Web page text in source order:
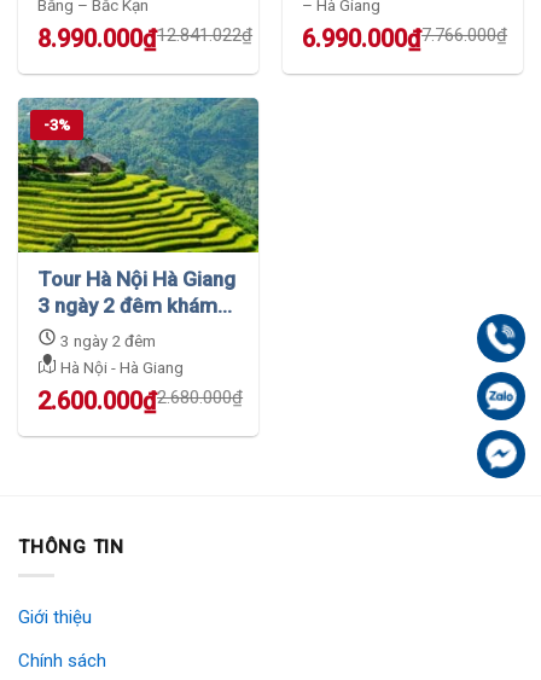
Bằng – Bắc Kạn
12.841.022₫
Original
12.841.022₫.
8.990.000₫
Current
8.990.000₫.
– Hà Giang
7.766.000₫
Original
6.990.000₫
Current
-3%
Tour Hà Nội Hà Giang
3 ngày 2 đêm khám
phá vẻ đẹp hùng vĩ
của thiên nhiên
3 ngày 2 đêm
Hà Nội - Hà Giang
2.680.000₫
Original
2.600.000₫
Current
THÔNG TIN
Giới thiệu
Chính sách